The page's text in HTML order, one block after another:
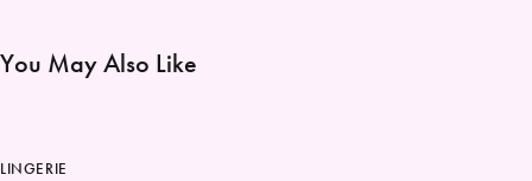
You May Also Like
LINGERIE